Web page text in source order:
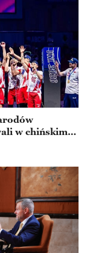
w chińskim